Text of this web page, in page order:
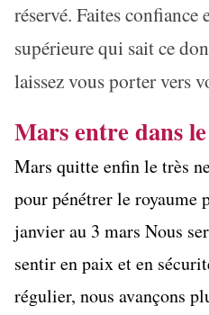
réservé. Faites confiance
supérieure qui sait ce
laissez vous porter vers
Mars entre dans
Mars quitte enfin le très
pour pénétrer le royaume
janvier au 3 mars Nous
sentir en paix et en
régulier, nous avançons